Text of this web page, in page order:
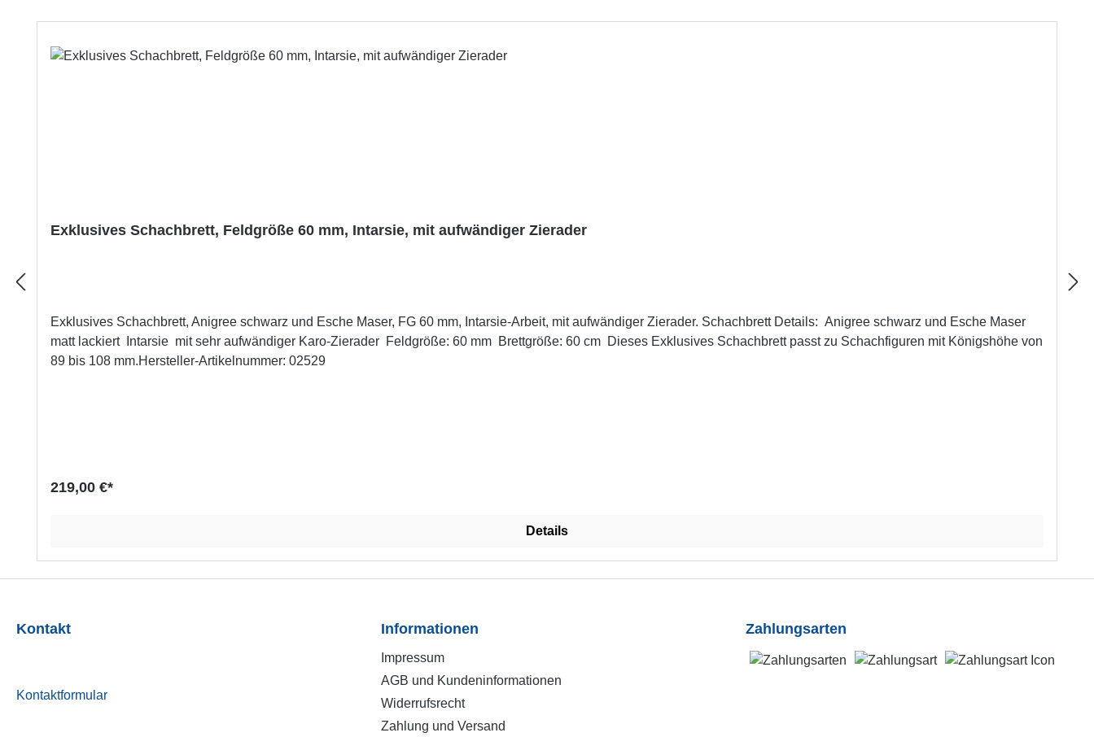
Exklusives Schachbrett, Feldgröße 60 mm, Intarsie, mit aufwändiger Zierader
Exklusives Schachbrett, Anigree schwarz und Esche Maser, FG 60 mm, Intarsie-Arbeit, mit aufwändiger Zierader. Schachbrett Details: Anigree schwarz und Esche Maser
matt lackiert Intarsie mit sehr aufwändiger Karo-Zierader Feldgröße: 60 mm Brettgröße: 60 cm Dieses Exklusives Schachbrett passt zu Schachfiguren mit Königshöhe von
89 bis 108 mm.Hersteller-Artikelnummer: 02529
219,00 €*
Details
Kontakt
Kontaktformular
Informationen
Impressum
AGB und Kundeninformationen
Widerrufsrecht
Zahlung und Versand
Zahlungsarten